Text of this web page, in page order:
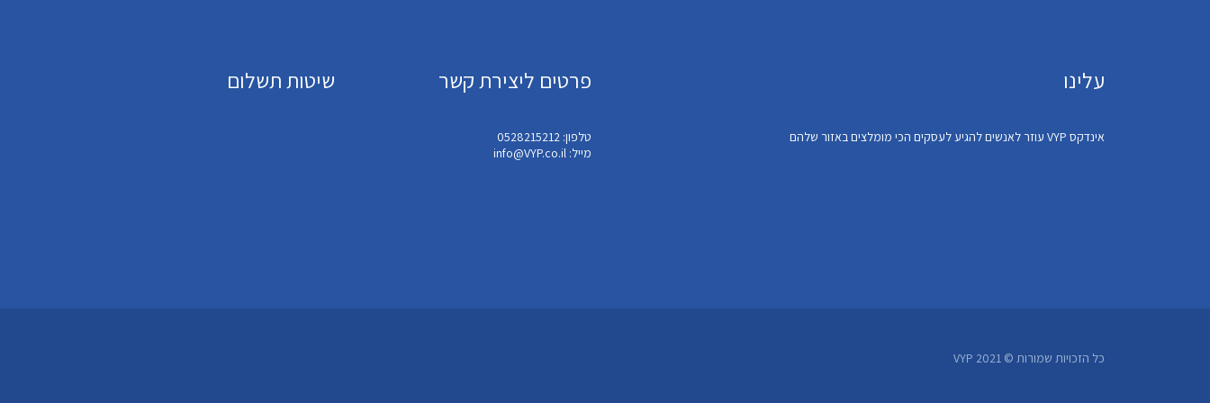
עלינו
אינדקס VYP עוזר לאנשים להגיע לעסקים הכי מומלצים באזור שלהם
פרטים ליצירת קשר
טלפון: 0528215212
מייל: info@VYP.co.il
שיטות תשלום
כל הזכויות שמורות © VYP 2021